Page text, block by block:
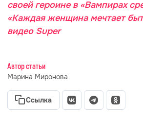
своей героине в «Вампирах
«Каждая женщина мечтает
видео Super
Автор статьи
Марина Миронова
Ссылка